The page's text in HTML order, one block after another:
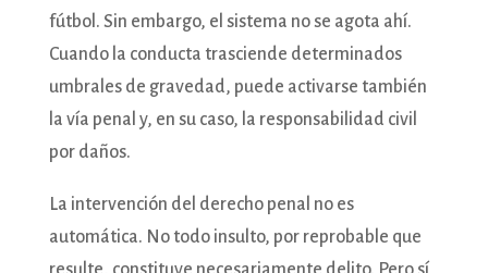
fútbol. Sin embargo, el sistema no se agota ahí.
Cuando la conducta trasciende determinados
umbrales de gravedad, puede activarse también
la vía penal y, en su caso, la responsabilidad civil
por daños.
La intervención del derecho penal no es
automática. No todo insulto, por reprobable que